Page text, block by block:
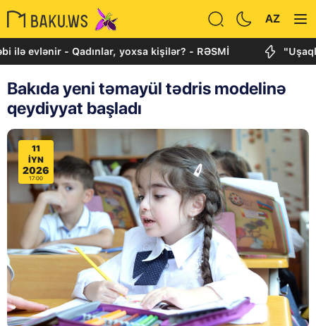
AZ
- Qadınlar, yoxsa kişilər? - RƏSMİ
Bakıda yeni təmayül tədris modelinə
qeydiyyat başladı
11
IYN
2026
17:00